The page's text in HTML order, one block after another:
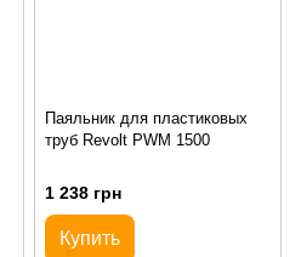
Паяльник для пластиковых
труб Revolt PWM 1500
1 238 грн
Купить